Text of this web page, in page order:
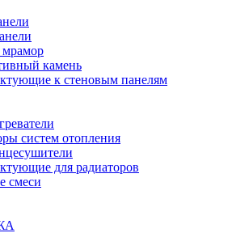
камень
к стеновым панелям
систем отопления
для радиаторов
смеси